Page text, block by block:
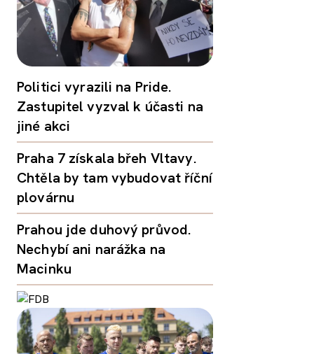
Politici vyrazili na Pride.
Zastupitel vyzval k účasti na
jiné akci
Praha 7 získala břeh Vltavy.
Chtěla by tam vybudovat říční
plovárnu
Prahou jde duhový průvod.
Nechybí ani narážka na
Macinku